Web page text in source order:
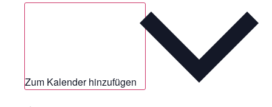
Zum Kalender hinzufügen